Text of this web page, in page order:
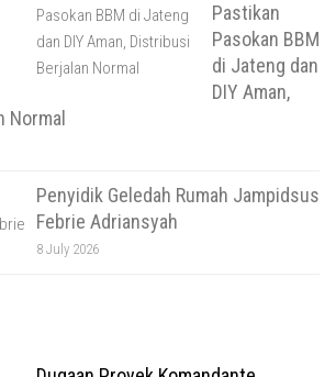
Pastikan
Pasokan BBM
di Jateng dan
DIY Aman,
Normal
Penyidik Geledah Rumah Jampidsus
Febrie Adriansyah
8 July 2026